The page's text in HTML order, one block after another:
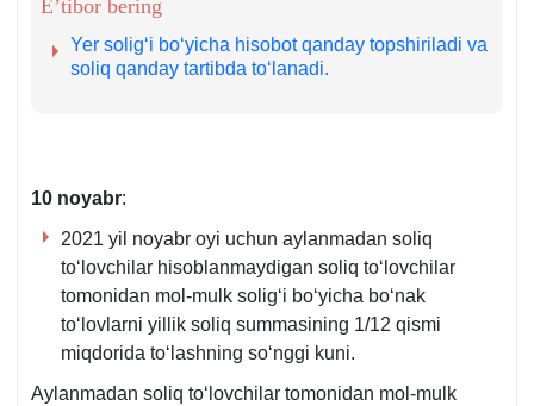
q.
E’tibor bering
Yer soligʻi boʻyicha hisobot qanday topshiriladi va
soliq qanday tartibda toʻlanadi.
10 noyabr:
2021 yil noyabr oyi uchun aylanmadan soliq
toʻlovchilar hisoblanmaydigan soliq toʻlovchilar
tomonidan mol-mulk soligʻi boʻyicha boʻnak
toʻlovlarni yillik soliq summasining 1/12 qismi
miqdorida toʻlashning soʻnggi kuni.
Aylanmadan soliq toʻlovchilar tomonidan mol-mulk